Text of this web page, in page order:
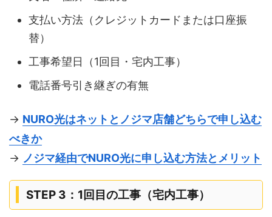
支払い方法（クレジットカードまたは口座振
替）
工事希望日（1回目・宅内工事）
電話番号引き継ぎの有無
→ NURO光はネットとノジマ店舗どちらで申し込む
べきか
→ ノジマ経由でNURO光に申し込む方法とメリット
STEP 3：1回目の工事（宅内工事）